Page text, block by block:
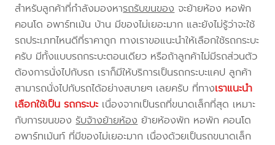
สำหรับลูกค้าที่กำลังมองหารถรับขนของจะย้ายห้อง หอพัก
คอนโด อพาร์ทเม้น บ้าน มีของไม่เยอะมาก และยังไม่รู้ว่าจะใช้
รถประเภทไหนดีที่ราคาถูก ทางเราขอแนะนำให้เลือกใช้รถกระบะ
ครับ มีทั้งแบบรถกระบะตอนเดียว หรือถ้าลูกค้าไม่มีรถส่วนตัว
ต้องการนั่งไปกับรถ เราก็มีให้บริการเป็นรถกระบะแคป ลูกค้า
สามารถนั่งไปกับรถได้อย่างสบายๆ เลยครับ ที่ทางเราแนะนำ
เลือกใช้เป็น รถกระบะ เนื่องจากเป็นรถที่ขนาดเล็กที่สุด เหมาะ
กับการขนของรับจ้างย้ายห้องย้ายห้องพัก หอพัก คอนโด
อพาร์ทเม้นท์ ที่มีของไม่เยอะมาก เนื่องด้วยเป็นรถขนาดเล็ก